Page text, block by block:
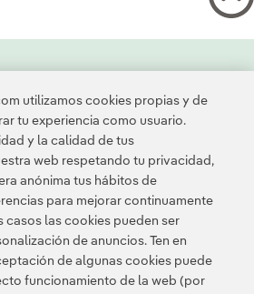
el uso de la IA Política de cookies
Accesibilidad Canal de denuncias
S.A. Reservados todos los derechos.
utilizamos cookies propias y de
tu experiencia como usuario.
y la calidad de tus
web respetando tu privacidad,
anónima tus hábitos de
para mejorar continuamente
casos las cookies pueden ser
de anuncios. Ten en
de algunas cookies puede
funcionamiento de la web (por